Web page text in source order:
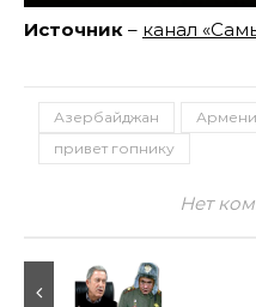
Источник – канал
Азербайджан
привет гопнику
Нет